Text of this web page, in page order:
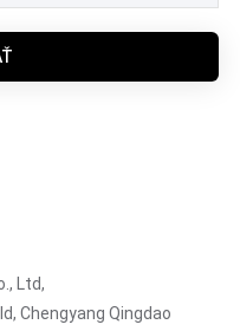
Ltd,
Chengyang Qingdao